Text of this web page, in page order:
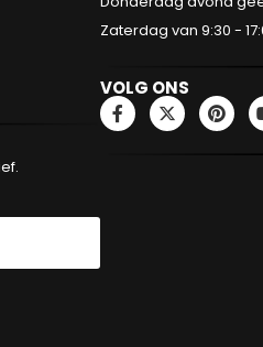
Zaterdag van 9:30 -
VOLG ONS